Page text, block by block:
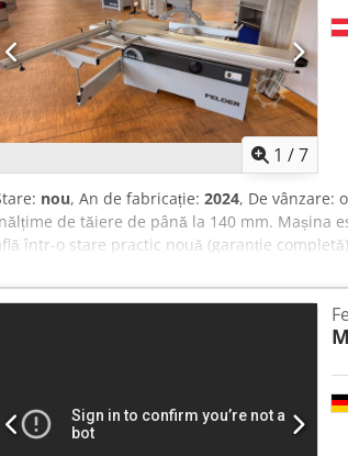
1 /7
nou, An de fabricație: 2024, De vânzare:
de tăiere de până la 140 mm. Mașina
într-o stare practic nouă (garanție
circulară D= 300-400 mm Dcodpfx Aley R N
tăiere 2800 mm - Lățime de tăiere paralelă
braț oscilant 2600 mm - Ghidaj segmentat
V / 50 Hz Mașina se află în A-5431 Kuchl și
rezervăm dreptul de vânzare anterioară!